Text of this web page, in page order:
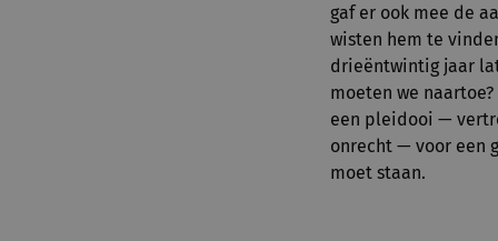
gaf er ook mee de
wisten hem te
drieëntwintig jaar
moeten we
een pleidooi —
onrecht — voor een
moet staan.